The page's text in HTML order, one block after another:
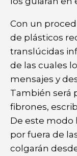
Con un
de plásticos
translúcidas
de las cuales
mensajes y
También será
fibrones,
De este modo
por fuera de
colgarán